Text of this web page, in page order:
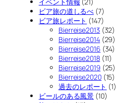
ビア旅の道しるべ (7)
ビア旅レポート (147)
Bierreise2013 (32)
Bierreise2014(29)
Bierreise2016 (34)
Bierreise2018(11)
Bierreise2019 (25)
Bierreise2020(15)
過去のレポート (1)
ビールのある風景 (10)